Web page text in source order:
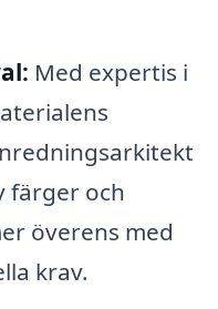
Med expertis i
färger och
överens med
krav.